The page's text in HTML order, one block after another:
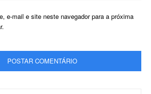
e-mail e site neste navegador para a próxima